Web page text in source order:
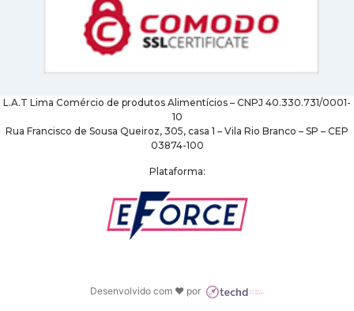
L.A.T Lima Comércio de produtos Alimentícios – CNPJ 40.330.731/0001-
10
Rua Francisco de Sousa Queiroz, 305, casa 1 – Vila Rio Branco – SP – CEP
03874-100
Plataforma:
Desenvolvido com ♥ por